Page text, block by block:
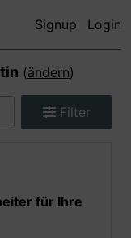
Signup Login
(ändern)
Filter
für Ihre